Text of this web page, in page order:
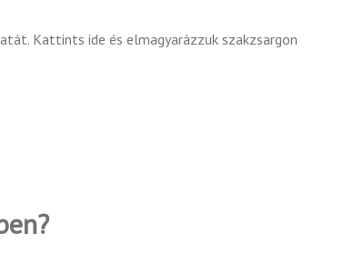
Kattints ide és elmagyarázzuk szakzsargon